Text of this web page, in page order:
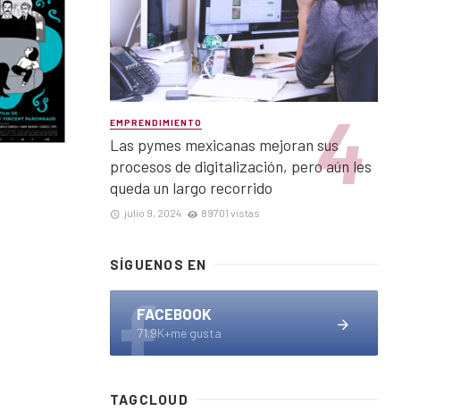
EMPRENDIMIENTO
Las pymes mexicanas mejoran sus
procesos de digitalización, pero aún les
queda un largo recorrido
julio 9, 2024 89701 vistas
SÍGUENOS EN
FACEBOOK
71.9K+me gusta
TAGCLOUD